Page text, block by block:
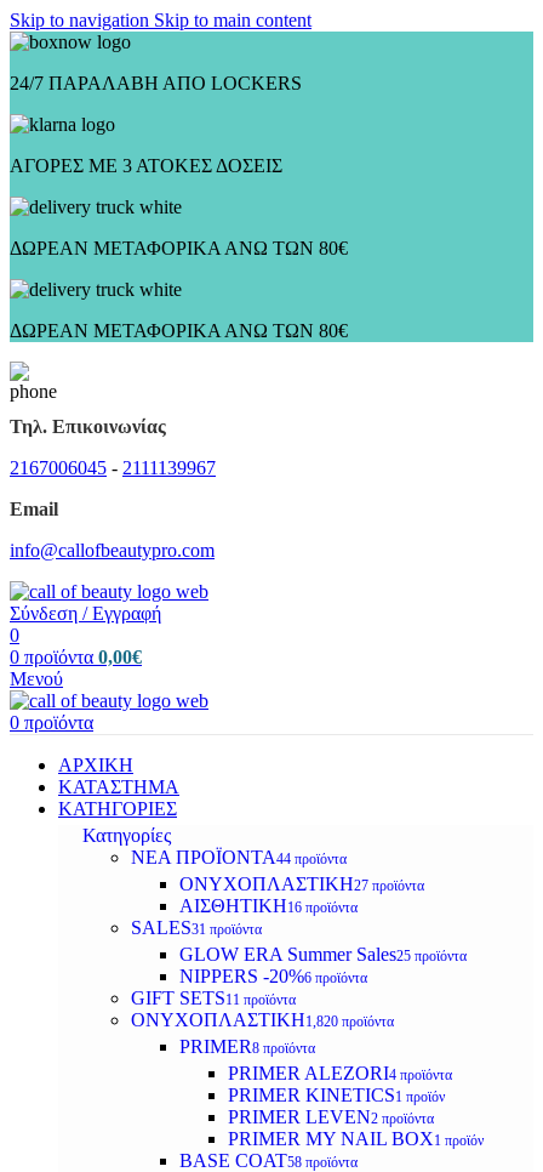
Skip to navigation Skip to main content
24/7 ΠΑΡΑΛΑΒΗ ΑΠΟ LOCKERS
ΑΓΟΡΕΣ ΜΕ 3 ΑΤΟΚΕΣ ΔΟΣΕΙΣ
ΔΩΡΕΑΝ ΜΕΤΑΦΟΡΙΚΑ ΑΝΩ ΤΩΝ 80€
ΔΩΡΕΑΝ ΜΕΤΑΦΟΡΙΚΑ ΑΝΩ ΤΩΝ 80€
Τηλ. Επικοινωνίας
2167006045 - 2111139967
Email
info@callofbeautypro.com
Σύνδεση / Εγγραφή
0
0 προϊόντα 0,00€
Μενού
0 προϊόντα
ΑΡΧΙΚΗ
ΚΑΤΑΣΤΗΜΑ
ΚΑΤΗΓΟΡΙΕΣ
Κατηγορίες
ΝΕΑ ΠΡΟΪΟΝΤΑ44 προϊόντα
ΟΝΥΧΟΠΛΑΣΤΙΚΗ27 προϊόντα
ΑΙΣΘΗΤΙΚΗ16 προϊόντα
SALES31 προϊόντα
GLOW ERA Summer Sales25 προϊόντα
NIPPERS -20%6 προϊόντα
GIFT SETS11 προϊόντα
ΟΝΥΧΟΠΛΑΣΤΙΚΗ1,820 προϊόντα
PRIMER8 προϊόντα
PRIMER ALEZORI4 προϊόντα
PRIMER KINETICS1 προϊόν
PRIMER LEVEN2 προϊόντα
PRIMER MY NAIL BOX1 προϊόν
BASE COAT58 προϊόντα